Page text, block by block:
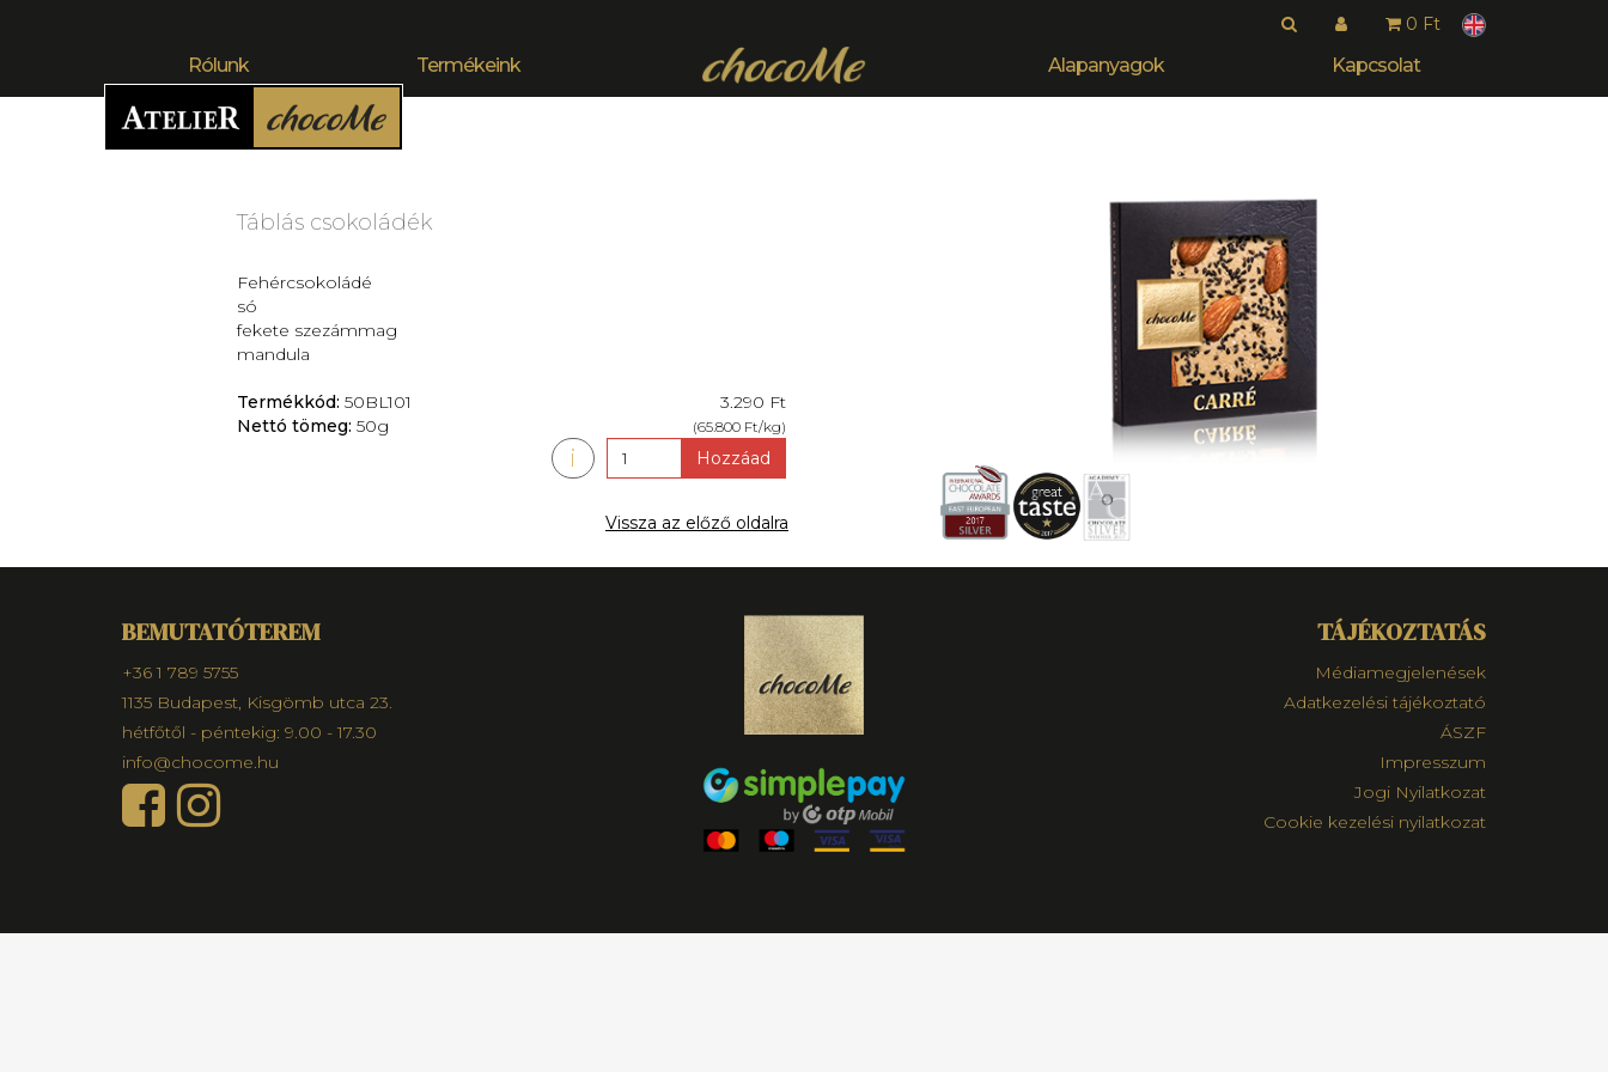
0 Ft
Rólunk Termékeink Alapanyagok Kapcsolat
Táblás csokoládék
Fehércsokoládé
só
fekete szezámmag
mandula
Termékkód: 50BL101
Nettó tömeg: 50g
3.290 Ft
(65.800 Ft/kg)
Hozzáad
i
Vissza az előző oldalra
BEMUTATÓTEREM
+36 1 789 5755
1135 Budapest, Kisgömb utca 23.
hétfőtől - péntekig: 9.00 - 17.30
info@chocome.hu
TÁJÉKOZTATÁS
Médiamegjelenések
Adatkezelési tájékoztató
ÁSZF
Impresszum
Jogi Nyilatkozat
Cookie kezelési nyilatkozat